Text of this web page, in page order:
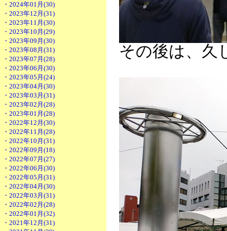
・2024年01月(30)
・2023年12月(31)
・2023年11月(30)
・2023年10月(29)
・2023年09月(30)
・2023年08月(31)
・2023年07月(28)
・2023年06月(30)
・2023年05月(24)
・2023年04月(30)
・2023年03月(31)
・2023年02月(28)
・2023年01月(28)
・2022年12月(30)
・2022年11月(28)
・2022年10月(31)
・2022年09月(18)
・2022年07月(27)
・2022年06月(30)
・2022年05月(31)
・2022年04月(30)
・2022年03月(31)
・2022年02月(28)
・2022年01月(32)
・2021年12月(31)
その後は、久